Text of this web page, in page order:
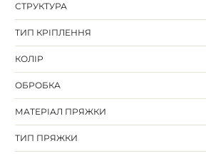
СТРУКТУРА
ТИП КРІПЛЕННЯ
КОЛІР
ОБРОБКА
МАТЕРІАЛ ПРЯЖКИ
ТИП ПРЯЖКИ